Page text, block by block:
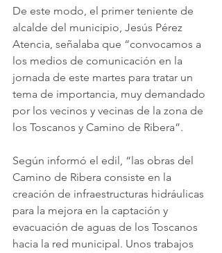
De este modo, el primer teniente de
alcalde del municipio, Jesús Pérez
Atencia, señalaba que “convocamos a
los medios de comunicación en la
jornada de este martes para tratar un
tema de importancia, muy demandado
por los vecinos y vecinas de la zona de
los Toscanos y Camino de Ribera”.
Según informó el edil, “las obras del
Camino de Ribera consiste en la
creación de infraestructuras hidráulicas
para la mejora en la captación y
evacuación de aguas de los Toscanos
hacia la red municipal. Unos trabajos